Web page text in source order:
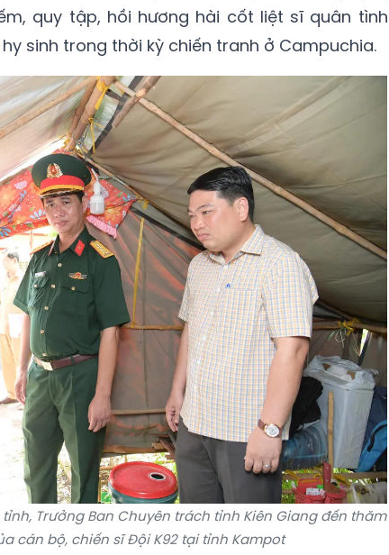
quy tập, hồi hương hài cốt liệt sĩ quân tình
sinh trong thời kỳ chiến tranh ở Campuchia.
tỉnh, Trưởng Ban Chuyên trách tỉnh Kiên Giang đến thăm
cán bộ, chiến sĩ Đội K92 tại tỉnh Kampot